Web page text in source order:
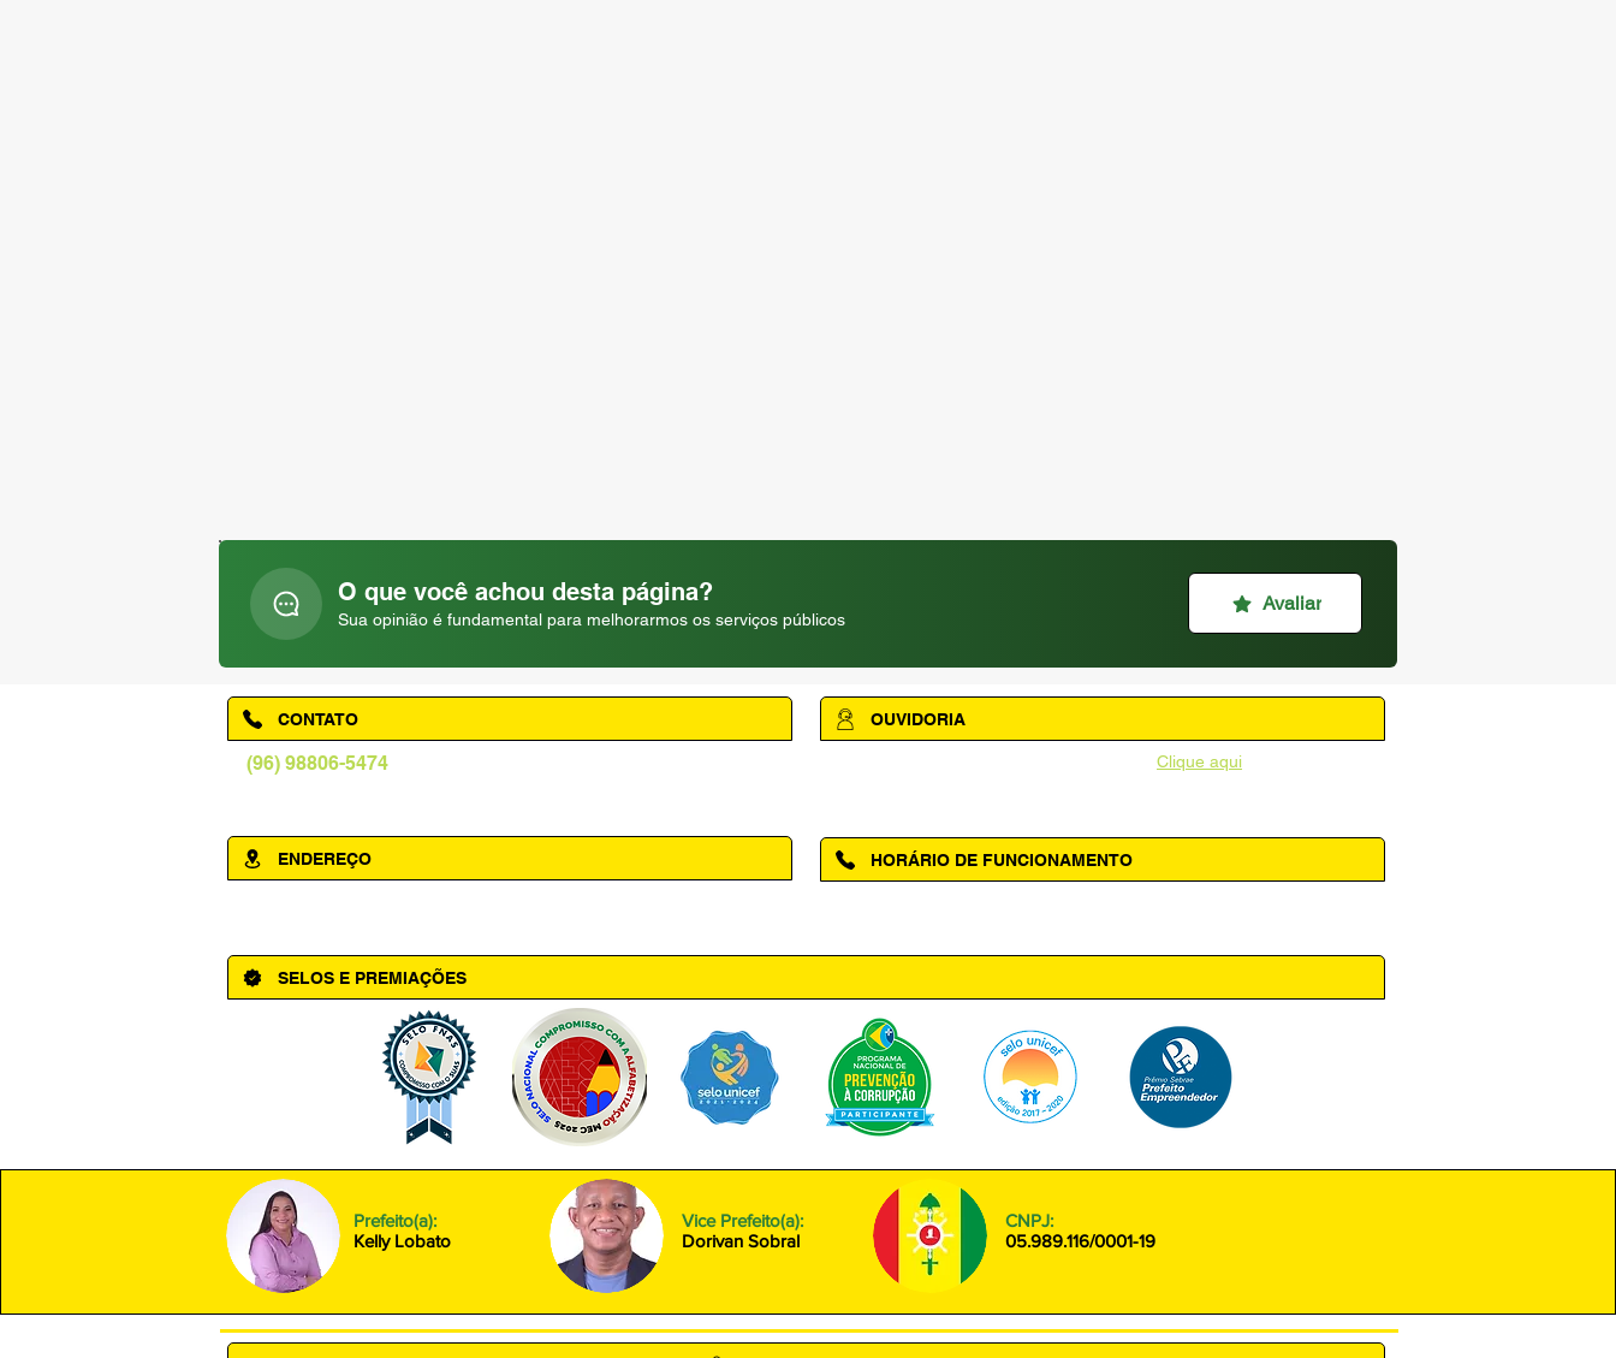
O que você achou desta página?
Sua opinião é fundamental para melhorarmos os serviços públicos
Avaliar
(96) 98806-5474
CONTATO
ENDEREÇO
Clique aqui
OUVIDORIA
HORÁRIO DE FUNCIONAMENTO
SELOS E PREMIAÇÕES
Prefeito(a):
Kelly Lobato
Vice Prefeito(a):
Dorivan Sobral
CNPJ:
05.989.116/0001-19